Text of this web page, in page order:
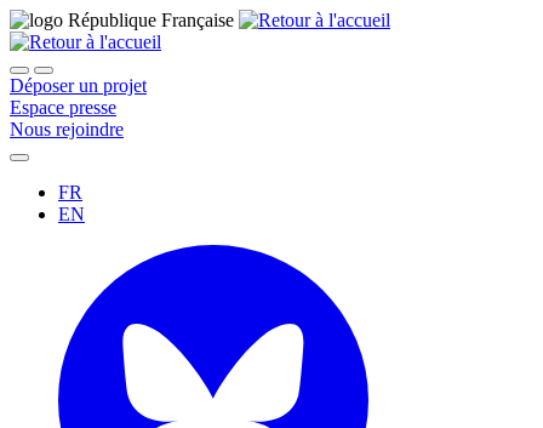
Déposer un projet
Espace presse
Nous rejoindre
FR
EN